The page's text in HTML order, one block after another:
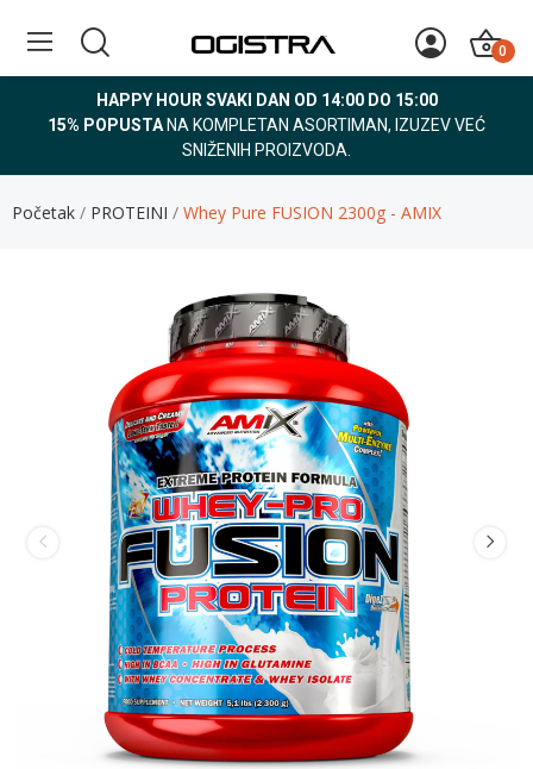
0
HAPPY HOUR SVAKI DAN OD 14:00 DO 15:00
15% POPUSTA NA KOMPLETAN ASORTIMAN, IZUZEV VEĆ
SNIŽENIH PROIZVODA.
Početak PROTEINI Whey Pure FUSION 2300g - AMIX